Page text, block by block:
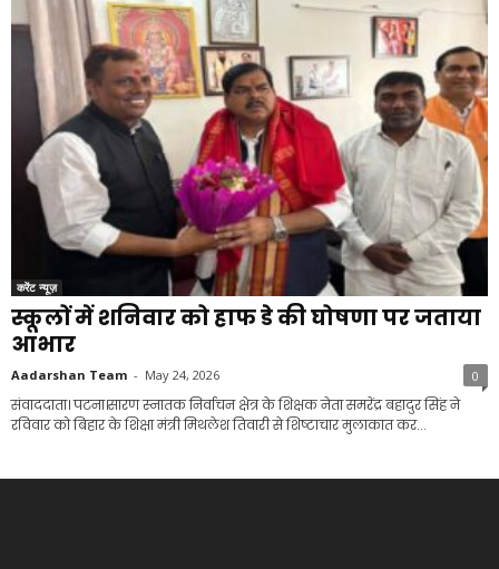
करेंट न्यूज़
स्कूलों में शनिवार को हाफ डे की घोषणा पर जताया
आभार
Aadarshan Team - May 24, 2026 0
संवाददाता। पटना।सारण स्नातक निर्वाचन क्षेत्र के शिक्षक नेता समरेंद्र बहादुर सिंह ने
रविवार को बिहार के शिक्षा मंत्री मिथलेश तिवारी से शिष्टाचार मुलाकात कर...